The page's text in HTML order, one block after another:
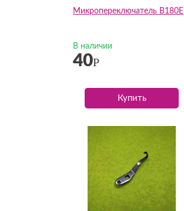
Микропереключатель B180E
В наличии
40Р
Купить